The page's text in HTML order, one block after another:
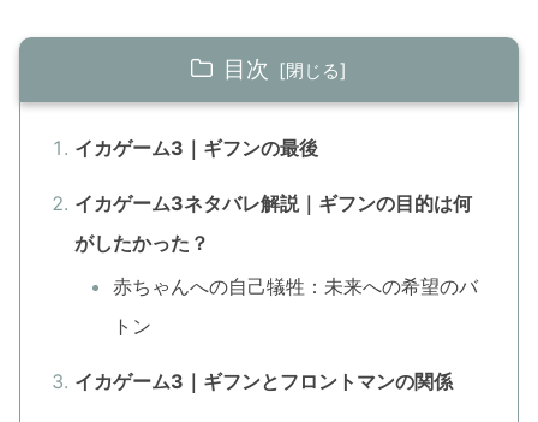
目次
イカゲーム3｜ギフンの最後
イカゲーム3ネタバレ解説｜ギフンの目的は何
がしたかった？
赤ちゃんへの自己犠牲：未来への希望のバ
トン
イカゲーム3｜ギフンとフロントマンの関係